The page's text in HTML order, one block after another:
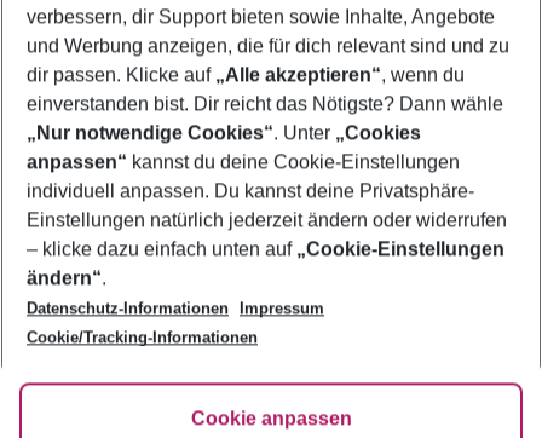
Footer
Footer navigation
Über uns
AGB
Bestpreisgarantie
Cookie-Einstellungen ändern
Cookie-Richtlinie
Agenturbetreuung
Barrierefreies Reisen
FAQ
HanseMerkur Reiseversicherung
Folge uns
verbessern, dir Support bieten sowie Inhalte, Angebote
und Werbung anzeigen, die für dich relevant sind und zu
dir passen. Klicke auf „Alle akzeptieren“, wenn du
einverstanden bist. Dir reicht das Nötigste? Dann wähle
„Nur notwendige Cookies“. Unter „Cookies
anpassen“ kannst du deine Cookie-Einstellungen
individuell anpassen. Du kannst deine Privatsphäre-
Einstellungen natürlich jederzeit ändern oder widerrufen
– klicke dazu einfach unten auf „Cookie-Einstellungen
ändern“.
Datenschutz-Informationen
Impressum
Cookie/Tracking-Informationen
Cookie anpassen